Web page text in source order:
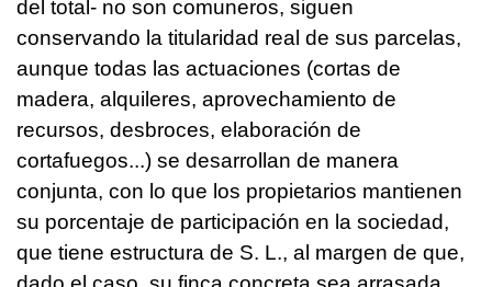
del total- no son comuneros, siguen
conservando la titularidad real de sus parcelas,
aunque todas las actuaciones (cortas de
madera, alquileres, aprovechamiento de
recursos, desbroces, elaboración de
cortafuegos...) se desarrollan de manera
conjunta, con lo que los propietarios mantienen
su porcentaje de participación en la sociedad,
que tiene estructura de S. L., al margen de que,